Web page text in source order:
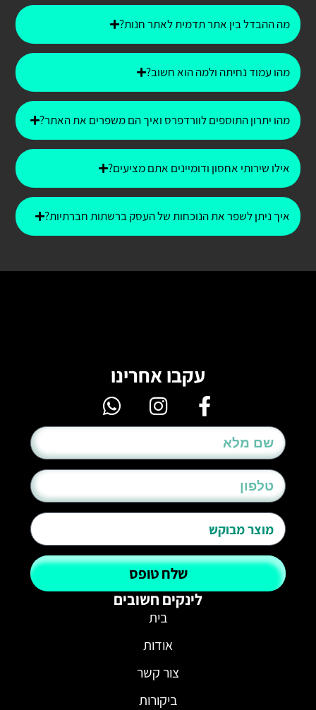
מה ההבדל בין אתר תדמית לאתר חנות?
מהו עמוד נחיתה ולמה הוא חשוב?
מהו יתרון התוספים לוורדפרס ואיך הם משפרים את האתר?
אילו שירותי אחסון ודומיינים אתם מציעים?
איך ניתן לשפר את הנוכחות של העסק ברשתות חברתיות?
עקבו אחרינו
שלח טופס
לינקים חשובים
בית
אודות
צור קשר
ביקורות